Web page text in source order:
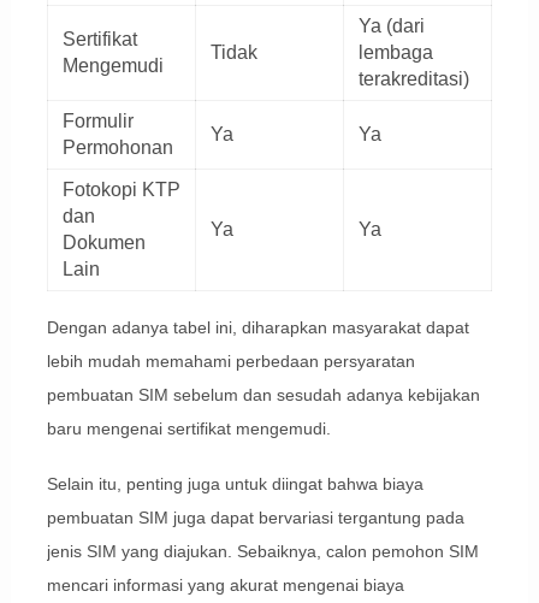
Sertifikat
Mengemudi
Tidak
Ya (dari
lembaga
terakreditasi)
Formulir
Permohonan
Ya Ya
Fotokopi KTP
dan
Dokumen
Lain
Ya Ya
Dengan adanya tabel ini, diharapkan masyarakat dapat
lebih mudah memahami perbedaan persyaratan
pembuatan SIM sebelum dan sesudah adanya kebijakan
baru mengenai sertifikat mengemudi.
Selain itu, penting juga untuk diingat bahwa biaya
pembuatan SIM juga dapat bervariasi tergantung pada
jenis SIM yang diajukan. Sebaiknya, calon pemohon SIM
mencari informasi yang akurat mengenai biaya